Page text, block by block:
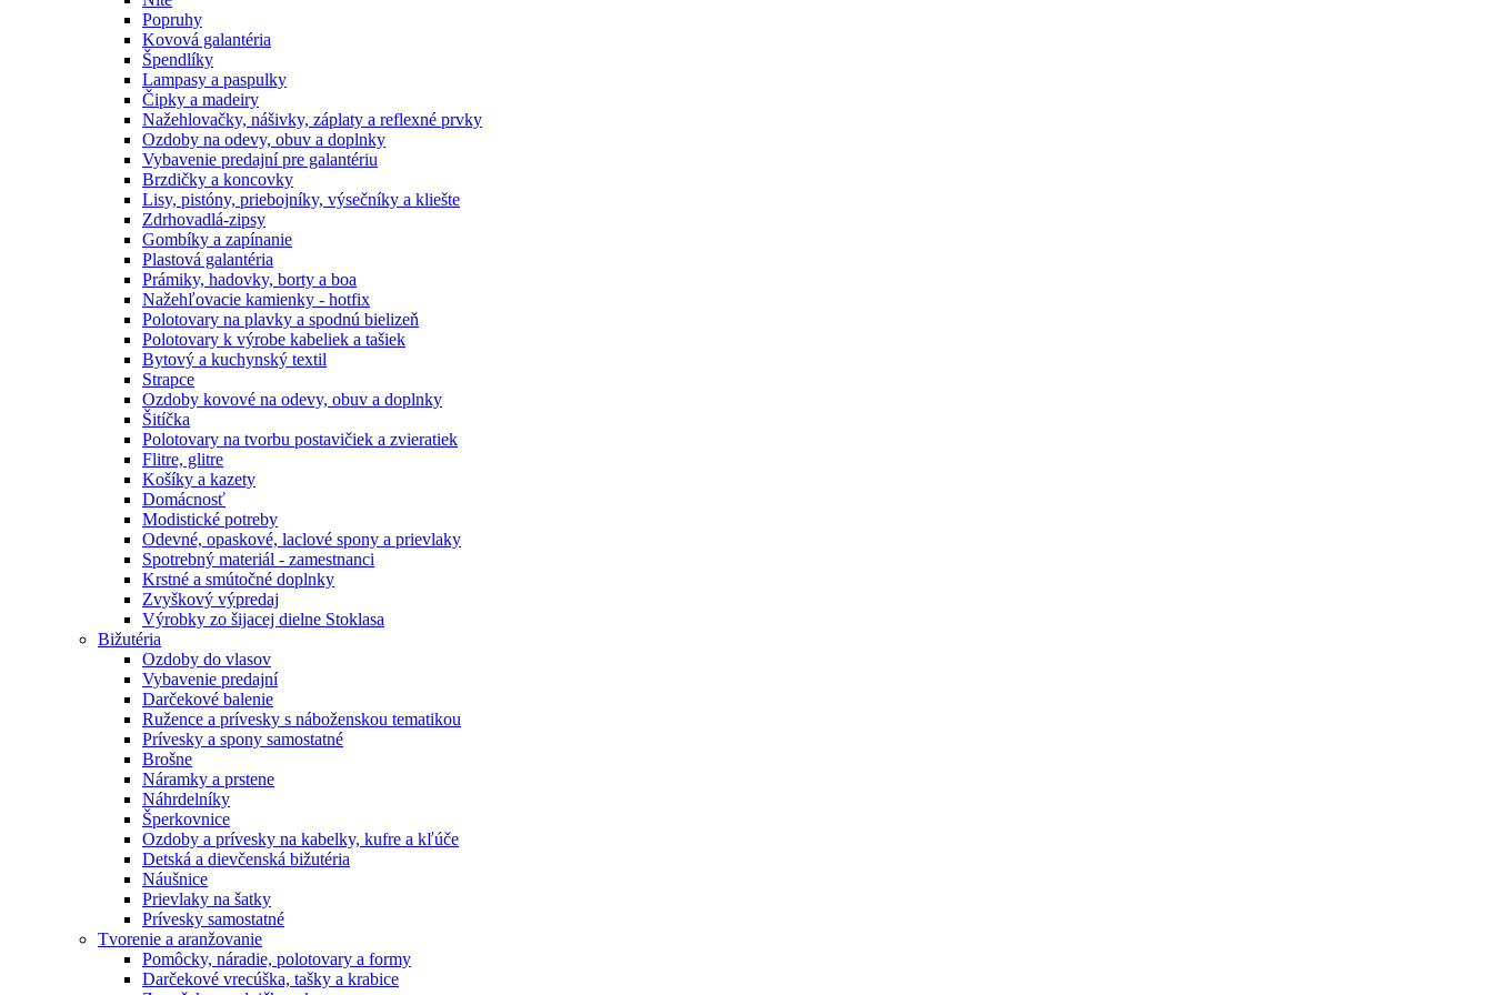
Popruhy
Kovová galantéria
Špendlíky
Lampasy a paspulky
Čipky a madeiry
Nažehlovačky, nášivky, záplaty a reflexné prvky
Ozdoby na odevy, obuv a doplnky
Vybavenie predajní pre galantériu
Brzdičky a koncovky
Lisy, pistóny, priebojníky, výsečníky a kliešte
Zdrhovadlá-zipsy
Gombíky a zapínanie
Plastová galantéria
Prámiky, hadovky, borty a boa
Nažehľovacie kamienky - hotfix
Polotovary na plavky a spodnú bielizeň
Polotovary k výrobe kabeliek a tašiek
Bytový a kuchynský textil
Strapce
Ozdoby kovové na odevy, obuv a doplnky
Šitíčka
Polotovary na tvorbu postavičiek a zvieratiek
Flitre, glitre
Košíky a kazety
Domácnosť
Modistické potreby
Odevné, opaskové, laclové spony a prievlaky
Spotrebný materiál - zamestnanci
Krstné a smútočné doplnky
Zvyškový výpredaj
Výrobky zo šijacej dielne Stoklasa
Bižutéria
Ozdoby do vlasov
Vybavenie predajní
Darčekové balenie
Ružence a prívesky s náboženskou tematikou
Prívesky a spony samostatné
Brošne
Náramky a prstene
Náhrdelníky
Šperkovnice
Ozdoby a prívesky na kabelky, kufre a kľúče
Detská a dievčenská bižutéria
Náušnice
Prievlaky na šatky
Prívesky samostatné
Tvorenie a aranžovanie
Pomôcky, náradie, polotovary a formy
Darčekové vrecúška, tašky a krabice